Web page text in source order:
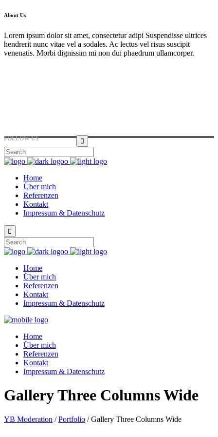
About Us
Lorem ipsum dolor sit amet, consectetur adipi Suspendisse ultrices
hendrerit nunc vitae vel a sodales. Ac lectus vel risus suscipit
venenatis. Morbi dignissim mi non dui phaedrum ullamcorper.
FOLLOW US
Home
Über mich
Referenzen
Kontakt
Impressum & Datenschutz
Home
Über mich
Referenzen
Kontakt
Impressum & Datenschutz
Home
Über mich
Referenzen
Kontakt
Impressum & Datenschutz
Gallery Three Columns Wide
YB Moderation /Portfolio /Gallery Three Columns Wide